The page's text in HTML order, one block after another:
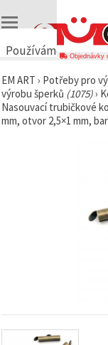
Používáme
🍪
Používáme
cookies a
podobné
relevantnější
reklamu, a
Objednávky
EM ART › Potřeby pro
výrobu šperků (1075)›
Nasouvací trubičkové
mm, otvor 2,5×1 mm,